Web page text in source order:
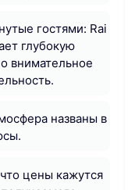
гостями: Rai
глубокую
внимательное
названы в
цены кажутся